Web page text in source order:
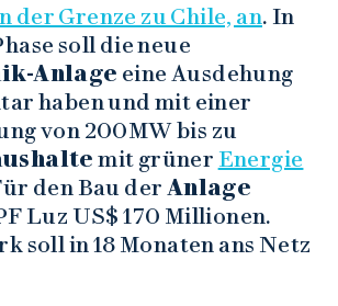
der Grenze zu Chile, an. In
soll die neue
Anlage eine Ausdehung
haben und mit einer
von 200MW bis zu
mit grüner Energie
den Bau der Anlage
Luz US$ 170 Millionen.
soll in 18 Monaten ans Netz